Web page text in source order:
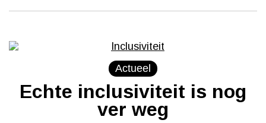
Actueel
Echte inclusiviteit is nog
ver weg